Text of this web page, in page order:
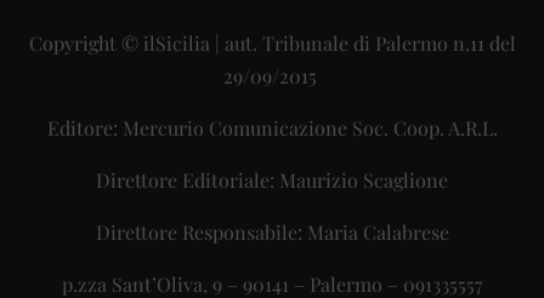
Copyright © ilSicilia | aut. Tribunale di Palermo n.11 del
29/09/2015
Editore: Mercurio Comunicazione Soc. Coop. A.R.L.
Direttore Editoriale: Maurizio Scaglione
Direttore Responsabile: Maria Calabrese
p.zza Sant’Oliva, 9 – 90141 – Palermo – 091335557